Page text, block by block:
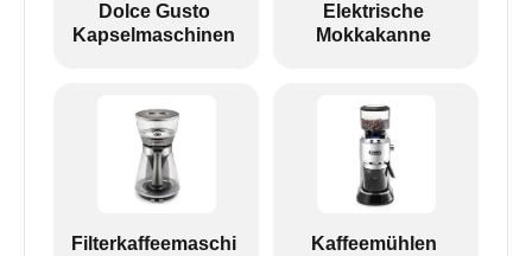
Dolce Gusto
Kapselmaschinen
Elektrische
Mokkakanne
Filterkaffeemaschi
Kaffeemühlen